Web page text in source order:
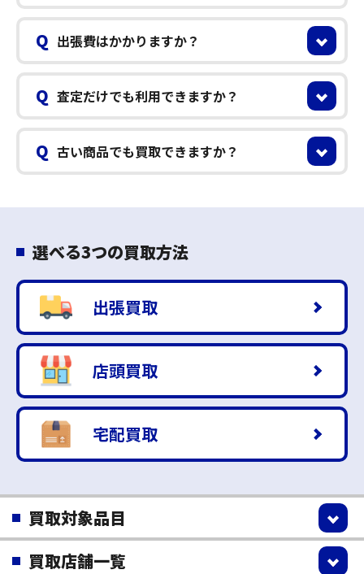
Q 出張費はかかりますか？
Q 査定だけでも利用できますか？
Q 古い商品でも買取できますか？
選べる3つの買取方法
出張買取
店頭買取
宅配買取
買取対象品目
買取店舗一覧